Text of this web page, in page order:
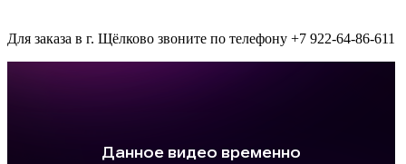
Для заказа в г. Щёлково звоните по телефону +7 922-64-86-611